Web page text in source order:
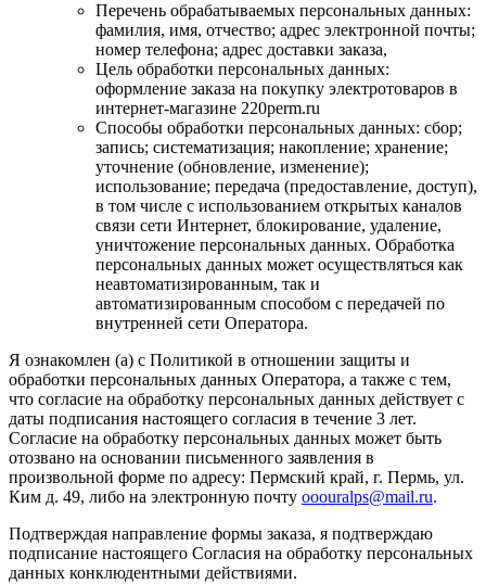
Перечень обрабатываемых персональных данных:
фамилия, имя, отчество; адрес электронной почты;
номер телефона; адрес доставки заказа,
Цель обработки персональных данных:
оформление заказа на покупку электротоваров в
интернет-магазине 220perm.ru
Способы обработки персональных данных: сбор;
запись; систематизация; накопление; хранение;
уточнение (обновление, изменение);
использование; передача (предоставление, доступ),
в том числе с использованием открытых каналов
связи сети Интернет, блокирование, удаление,
уничтожение персональных данных. Обработка
персональных данных может осуществляться как
неавтоматизированным, так и
автоматизированным способом с передачей по
внутренней сети Оператора.
Я ознакомлен (а) с Политикой в отношении защиты и
обработки персональных данных Оператора, а также с тем,
что согласие на обработку персональных данных действует с
даты подписания настоящего согласия в течение 3 лет.
Согласие на обработку персональных данных может быть
отозвано на основании письменного заявления в
произвольной форме по адресу: Пермский край, г. Пермь, ул.
Ким д. 49, либо на электронную почту ooouralps@mail.ru.
Подтверждая направление формы заказа, я подтверждаю
подписание настоящего Согласия на обработку персональных
данных конклюдентными действиями.